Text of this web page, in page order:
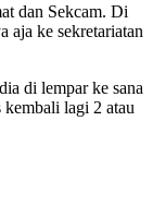
dan Sekcam. Di
aja ke sekretariatan
di lempar ke sana
lagi 2 atau